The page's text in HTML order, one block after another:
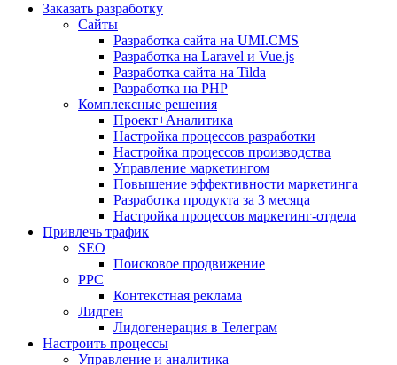
Заказать разработку
Сайты
Разработка сайта на UMI.CMS
Разработка на Laravel и Vue.js
Разработка сайта на Tilda
Разработка на PHP
Комплексные решения
Проект+Аналитика
Настройка процессов разработки
Настройка процессов производства
Управление маркетингом
Повышение эффективности маркетинга
Разработка продукта за 3 месяца
Настройка процессов маркетинг-отдела
Привлечь трафик
SEO
Поисковое продвижение
PPC
Контекстная реклама
Лидген
Лидогенерация в Телеграм
Настроить процессы
Управление и аналитика